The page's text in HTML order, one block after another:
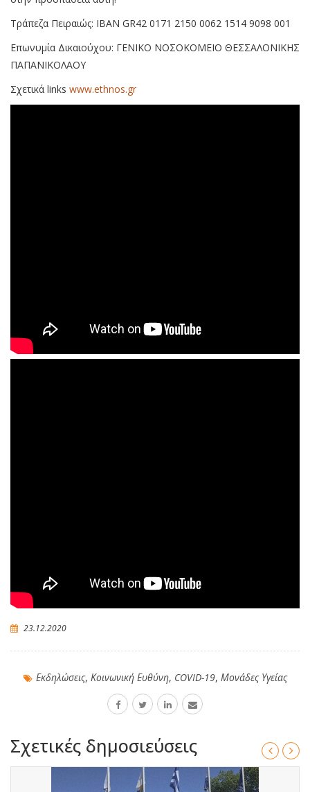
Τράπεζα Πειραιώς: ΙΒΑΝ GR42 0171 2150 0062 1514 9098 001
Επωνυμία Δικαιούχου: ΓΕΝΙΚΟ ΝΟΣΟΚΟΜΕΙΟ ΘΕΣΣΑΛΟΝΙΚΗΣ
ΠΑΠΑΝΙΚΟΛΑΟΥ
Σχετικά links www.ethnos.gr
23.12.2020
Εκδηλώσεις, Κοινωνική Ευθύνη, COVID-19, Μονάδες Υγείας
Σχετικές δημοσιεύσεις